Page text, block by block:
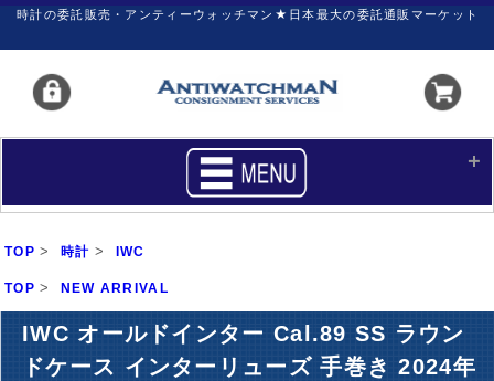
時計の委託販売・アンティーウォッチマン★日本最大の委託通販マーケット
買いたい
サポート マイページ
新着リスト 価格ダウン
TOP > 時計 > IWC
TOP > NEW ARRIVAL
IWC オールドインター Cal.89 SS ラウン
ドケース インターリューズ 手巻き 2024年